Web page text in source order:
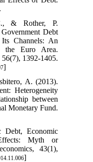
& Rother, P.
Debt
Channels: An
the Euro Area.
1392-1405.
]
A. (2013).
Heterogeneity
between
Monetary Fund.
Economic
Myth or
43(1),
]